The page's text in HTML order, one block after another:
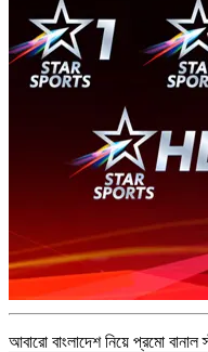
আবারো বাংলাদেশ নিয়ে প্রমো বানাল